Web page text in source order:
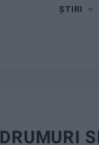
ȘTIRI
DRUMURI